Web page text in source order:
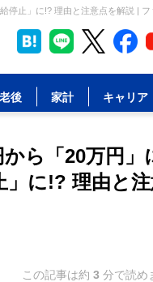
停止」に!? 理由と注意点を解説 |
老後 家計 キャリア
ら「20万円」
」に!? 理由と
この記事は約 3 分で読め